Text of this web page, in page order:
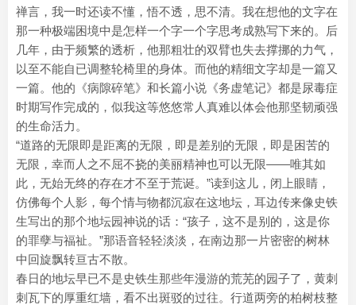
禅言，我一时还读不懂，悟不透，思不清。我在想他的文字在
那一种极端困境中是怎样一个字一个字思考成熟写下来的。后
几年，由于频繁的透析，他那粗壮的双臂也失去撑挪的力气，
以至不能自已调整轮椅里的身体。而他的精细文字却是一篇又
一篇。他的《病隙碎笔》和长篇小说《务虚笔记》都是尿毒症
时期写作完成的，似我这等悠悠常人真难以体会他那坚韧顽强
的生命活力。
“道路的无限即是距离的无限，即是差别的无限，即是困苦的
无限，幸而人之不屈不挠的美丽精神也可以无限——唯其如
此，无始无终的存在才不至于荒诞。”读到这儿，闭上眼睛，
仿佛每个人影，每个情与物都沉寂在这地坛，耳边传来像史铁
生写出的那个地坛园神说的话：“孩子，这不是别的，这是你
的罪孽与福祉。”那语音轻轻淡淡，在南边那一片密密的树林
中回旋飘转亘古不散。
春日的地坛早已不是史铁生那些年漫游的荒芜的园子了，黄刺
刺瓦下的厚重红墙，看不出斑驳的过往。行道两旁的柏树枝整